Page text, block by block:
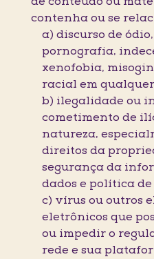
contenha ou se
a) discurso de
pornografia,
xenofobia,
racial em
b) ilegalidade ou
cometimento de
natureza,
direitos da
segurança da
dados e política
c) vírus ou outros
eletrônicos que
ou impedir o
rede e sua